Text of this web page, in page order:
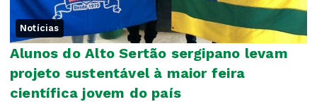
Notícias
Alunos do Alto Sertão sergipano levam
projeto sustentável à maior feira
científica jovem do país